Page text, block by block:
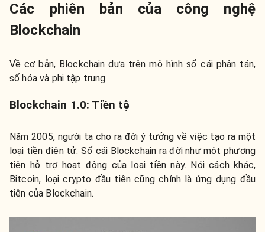
Các phiên bản của công nghệ
Blockchain
Về cơ bản, Blockchain dựa trên mô hình sổ cái phân tán,
số hóa và phi tập trung.
Blockchain 1.0: Tiền tệ
Năm 2005, người ta cho ra đời ý tưởng về việc tạo ra một
loại tiền điện tử. Sổ cái Blockchain ra đời như một phương
tiện hỗ trợ hoạt động của loại tiền này. Nói cách khác,
Bitcoin, loại crypto đầu tiên cũng chính là ứng dụng đầu
tiên của Blockchain.